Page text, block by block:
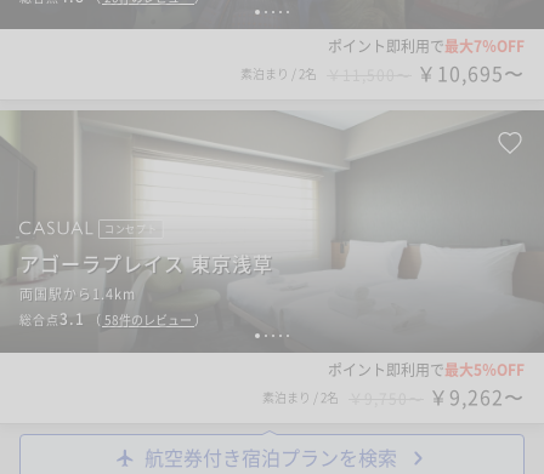
1 2 3 4 5
ポイント即利用で最大7％OFF
素泊まり / 2名 ￥10,695〜
1 2 3 4 5
コンセプト
アゴーラプレイス 東京浅草
両国駅から1.4km
総合点3.1 （ 58件のレビュー ）
ポイント即利用で最大5％OFF
素泊まり / 2名 ￥9,262〜
航空券付き宿泊プランを検索